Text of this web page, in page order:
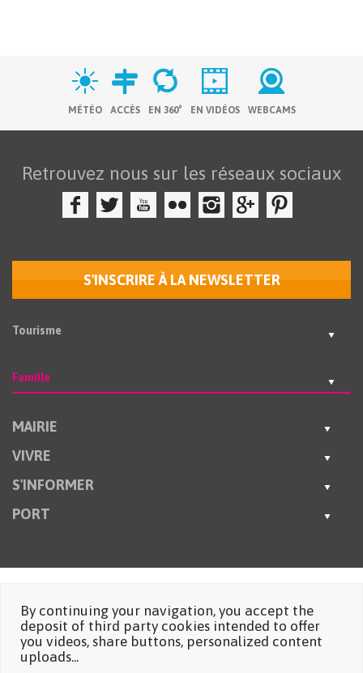
MÉTÉO ACCÈS EN 360° EN VIDÉOS WEBCAMS
Retrouvez nous sur les réseaux sociaux
S'INSCRIRE À LA NEWSLETTER
Tourisme
Famille
MAIRIE
VIVRE
S'INFORMER
PORT
By continuing your navigation, you accept the
deposit of third party cookies intended to offer
you videos, share buttons, personalized content
uploads...